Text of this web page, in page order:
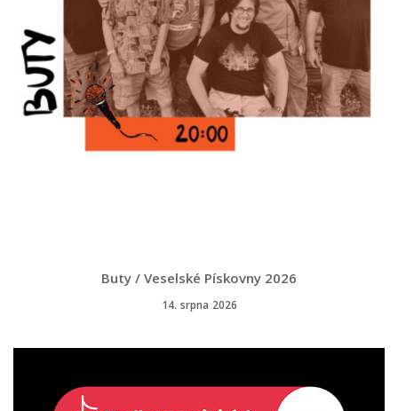
Buty / Veselské Pískovny 2026
14. srpna 2026